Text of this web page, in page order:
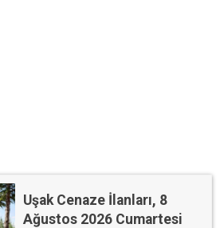
Uşak Cenaze İlanları, 8
Ağustos 2026 Cumartesi